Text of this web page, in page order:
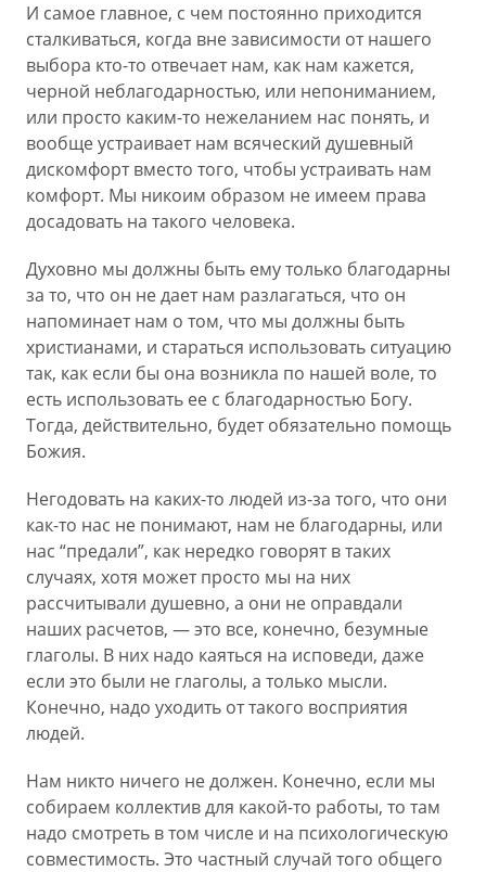
И самое главное, с чем постоянно приходится
сталкиваться, когда вне зависимости от нашего
выбора кто-то отвечает нам, как нам кажется,
черной неблагодарностью, или непониманием,
или просто каким-то нежеланием нас понять, и
вообще устраивает нам всяческий душевный
дискомфорт вместо того, чтобы устраивать нам
комфорт. Мы никоим образом не имеем права
досадовать на такого человека.
Духовно мы должны быть ему только благодарны
за то, что он не дает нам разлагаться, что он
напоминает нам о том, что мы должны быть
христианами, и стараться использовать ситуацию
так, как если бы она возникла по нашей воле, то
есть использовать ее с благодарностью Богу.
Тогда, действительно, будет обязательно помощь
Божия.
Негодовать на каких-то людей из-за того, что они
как-то нас не понимают, нам не благодарны, или
нас “предали”, как нередко говорят в таких
случаях, хотя может просто мы на них
рассчитывали душевно, а они не оправдали
наших расчетов, — это все, конечно, безумные
глаголы. В них надо каяться на исповеди, даже
если это были не глаголы, а только мысли.
Конечно, надо уходить от такого восприятия
людей.
Нам никто ничего не должен. Конечно, если мы
собираем коллектив для какой-то работы, то там
надо смотреть в том числе и на психологическую
совместимость. Это частный случай того общего